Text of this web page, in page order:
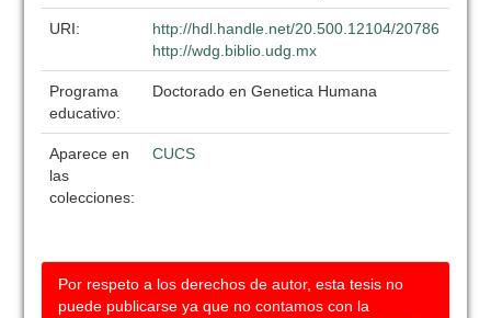
URI:
http://hdl.handle.net/20.500.12104/20786
http://wdg.biblio.udg.mx
Programa
educativo:
Doctorado en Genetica Humana
Aparece en
las
colecciones:
CUCS
Por respeto a los derechos de autor, esta tesis no
puede publicarse ya que no contamos con la